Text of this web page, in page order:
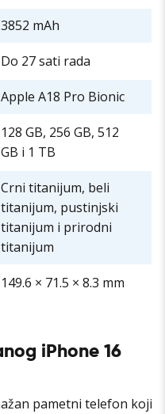
3852 mAh
Do 27 sati rada
Apple A18 Pro Bionic
128 GB, 256 GB, 512
GB i 1 TB
Crni titanijum, beli
titanijum, pustinjski
titanijum i prirodni
titanijum
149.6 × 71.5 × 8.3 mm
iPhone 16
pametni telefon koji